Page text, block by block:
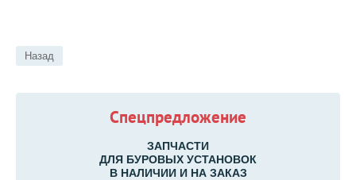
Спецпредложение
ЗАПЧАСТИ
ДЛЯ БУРОВЫХ УСТАНОВОК
В НАЛИЧИИ И НА ЗАКАЗ
Назад